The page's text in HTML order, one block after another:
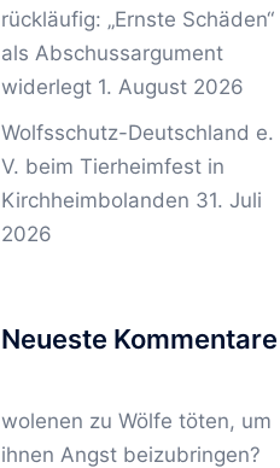
rückläufig: „Ernste Schäden“
als Abschussargument
widerlegt 1. August 2026
Wolfsschutz-Deutschland e.
V. beim Tierheimfest in
Kirchheimbolanden 31. Juli
2026
Neueste Kommentare
wolenen zu Wölfe töten, um
ihnen Angst beizubringen?